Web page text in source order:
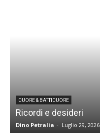
CUORE & BATTICUORE
Ricordi e desideri
Dino Petralia - Luglio 29, 2026